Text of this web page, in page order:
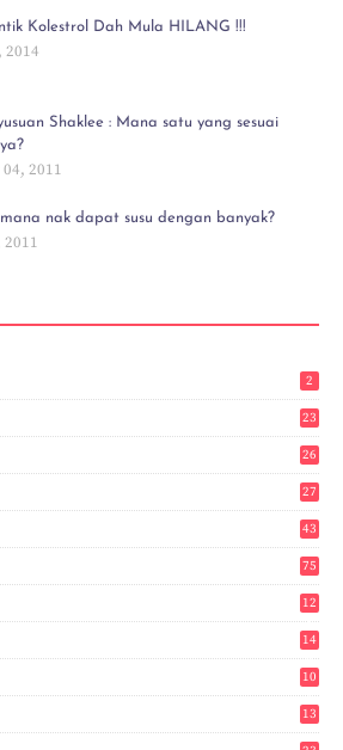
Kolestrol Dah Mula HILANG !!!
2014
Shaklee : Mana satu yang sesuai
2011
nak dapat susu dengan banyak?
2011
2
23
26
27
43
75
12
8
14
10
3
13
7